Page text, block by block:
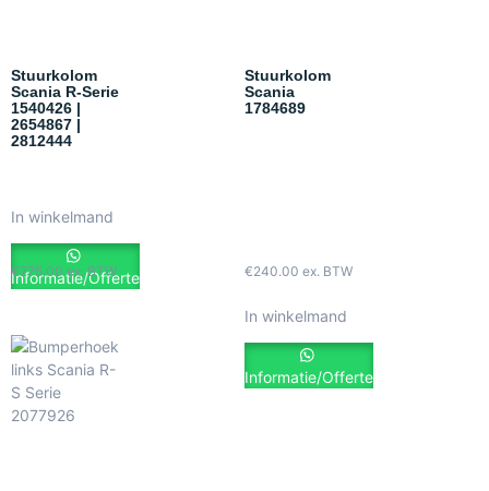
Stuurkolom
Scania R-Serie
1540426 |
2654867 |
2812444
€275.00 ex. BTW
In winkelmand
Informatie/Offerte
Stuurkolom
Scania
1784689
€240.00 ex. BTW
In winkelmand
Informatie/Offerte